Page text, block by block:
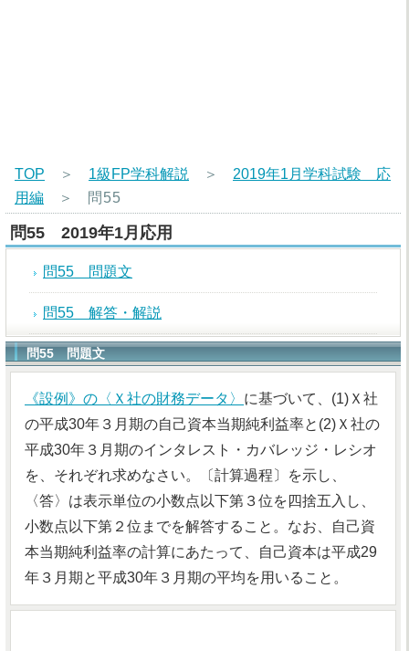
TOP ＞ 1級FP学科解説 ＞ 2019年1月学科試験 応
用編 ＞ 問55
問55 2019年1月応用
問55 問題文
問55 解答・解説
問55 問題文
《設例》の〈Ｘ社の財務データ〉 に基づいて、(1)Ｘ社
の平成30年３月期の自己資本当期純利益率と(2)Ｘ社の
平成30年３月期のインタレスト・カバレッジ・レシオ
を、それぞれ求めなさい。〔計算過程〕を示し、
〈答〉は表示単位の小数点以下第３位を四捨五入し、
小数点以下第２位までを解答すること。なお、自己資
本当期純利益率の計算にあたって、自己資本は平成29
年３月期と平成30年３月期の平均を用いること。